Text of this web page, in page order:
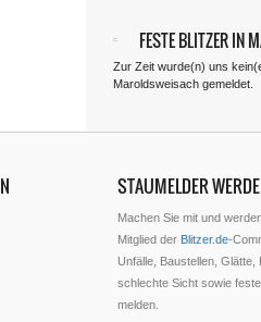
FESTE BLITZER IN
Zur Zeit wurde(n) uns
Maroldsweisach gemeldet.
STAUMELDER
Machen Sie mit und
Mitglied der Blitzer.de-
Unfälle, Baustellen, Glätte,
schlechte Sicht sowie
melden.